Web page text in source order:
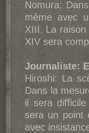
Nomura:
même avec
XIII. La raison
XIV sera
Journaliste:
Hiroshi: La
Dans la
il sera
sera un point
avec